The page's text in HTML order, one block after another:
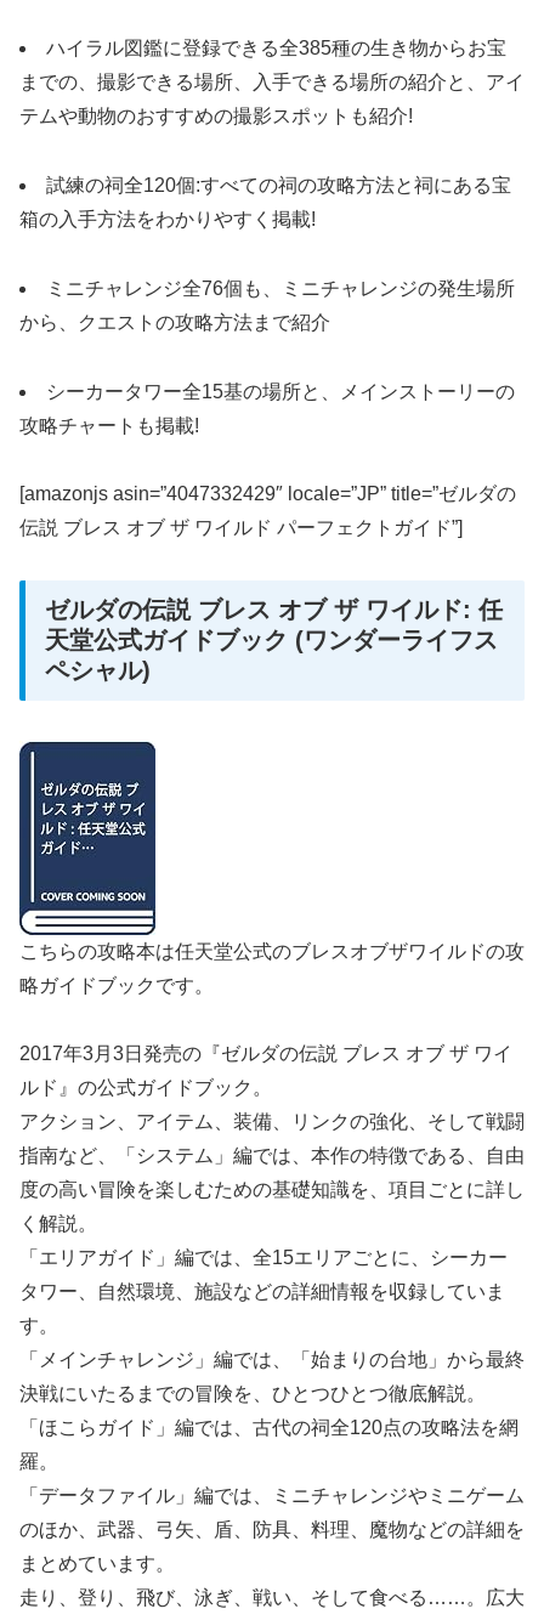
ハイラル図鑑に登録できる全385種の生き物からお宝
までの、撮影できる場所、入手できる場所の紹介と、アイ
テムや動物のおすすめの撮影スポットも紹介!
試練の祠全120個:すべての祠の攻略方法と祠にある宝
箱の入手方法をわかりやすく掲載!
ミニチャレンジ全76個も、ミニチャレンジの発生場所
から、クエストの攻略方法まで紹介
シーカータワー全15基の場所と、メインストーリーの
攻略チャートも掲載!
[amazonjs asin=”4047332429″ locale=”JP” title=”ゼルダの
伝説 ブレス オブ ザ ワイルド パーフェクトガイド”]
ゼルダの伝説 ブレス オブ ザ ワイルド: 任
天堂公式ガイドブック (ワンダーライフス
ペシャル)
こちらの攻略本は任天堂公式のブレスオブザワイルドの攻
略ガイドブックです。
2017年3月3日発売の『ゼルダの伝説 ブレス オブ ザ ワイ
ルド』の公式ガイドブック。
アクション、アイテム、装備、リンクの強化、そして戦闘
指南など、「システム」編では、本作の特徴である、自由
度の高い冒険を楽しむための基礎知識を、項目ごとに詳し
く解説。
「エリアガイド」編では、全15エリアごとに、シーカー
タワー、自然環境、施設などの詳細情報を収録していま
す。
「メインチャレンジ」編では、「始まりの台地」から最終
決戦にいたるまでの冒険を、ひとつひとつ徹底解説。
「ほこらガイド」編では、古代の祠全120点の攻略法を網
羅。
「データファイル」編では、ミニチャレンジやミニゲーム
のほか、武器、弓矢、盾、防具、料理、魔物などの詳細を
まとめています。
走り、登り、飛び、泳ぎ、戦い、そして食べる……。広大